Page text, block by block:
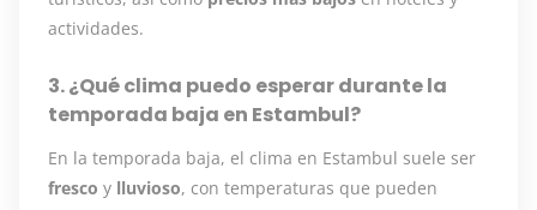
actividades.
3. ¿Qué clima puedo esperar durante la
temporada baja en Estambul?
En la temporada baja, el clima en Estambul suele ser
fresco y lluvioso, con temperaturas que pueden